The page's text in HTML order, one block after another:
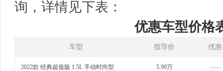
询，详情见下表：
优惠车型价格
车型 指导价 优惠
2022款 经典超值版 1.5L 手动时尚型 5.99万 ------